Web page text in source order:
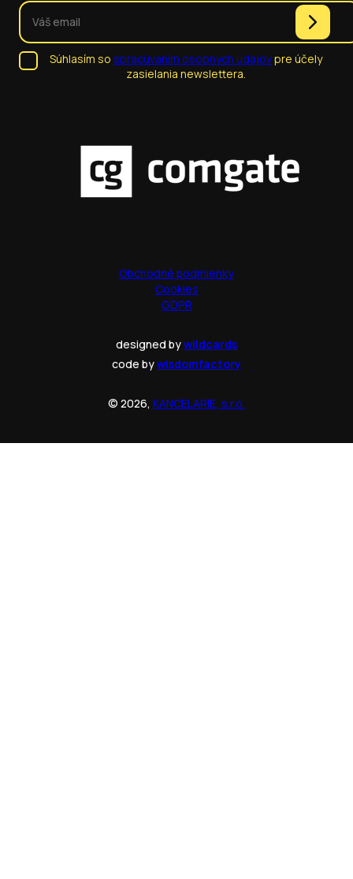
Súhlasím so spracúvaním osobných údajovpre účely
zasielania newslettera.
Obchodné podmienky
Cookies
GDPR
designed bywildcards
code bywisdomfactory
© 2026, KANCELARIE, s.r.o.